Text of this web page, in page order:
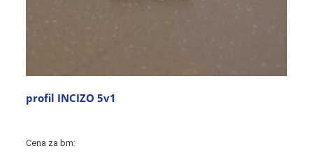
profil INCIZO 5v1
Cena za bm: